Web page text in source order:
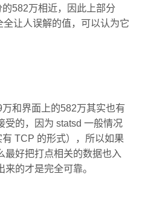
582万相近，因此上部分
让人误解的值，可以认为它
万和界面上的582万其实也有
受的，因为 statsd 一般情况
TCP 的形式），所以如果
好把打点相关的数据也入
的才是完全可靠。